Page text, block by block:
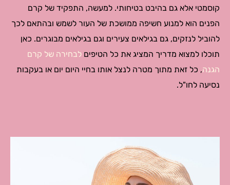
קוסמטי אלא גם בהיבט בטיחותי. למעשה, התפקיד של קרם
הפנים הוא למנוע חשיפה ממושכת של העור לשמש ובהתאם לכך
להוביל לנזקים, גם בגילאים צעירים וגם בגילאים מבוגרים. כאן
תוכלו למצוא מדריך המציג את כל הטיפים לבחירה של קרם
הגנה, כל זאת מתוך מטרה לנצל אותו בחיי היום יום או בעקבות
נסיעה לחו"ל.